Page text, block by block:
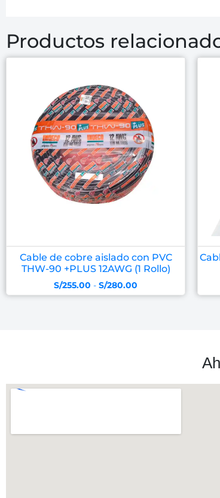
Productos
Cable de cobre aislado con PVC
THW-90 +PLUS 12AWG (1 Rollo)
S/255.00 - S/280.00